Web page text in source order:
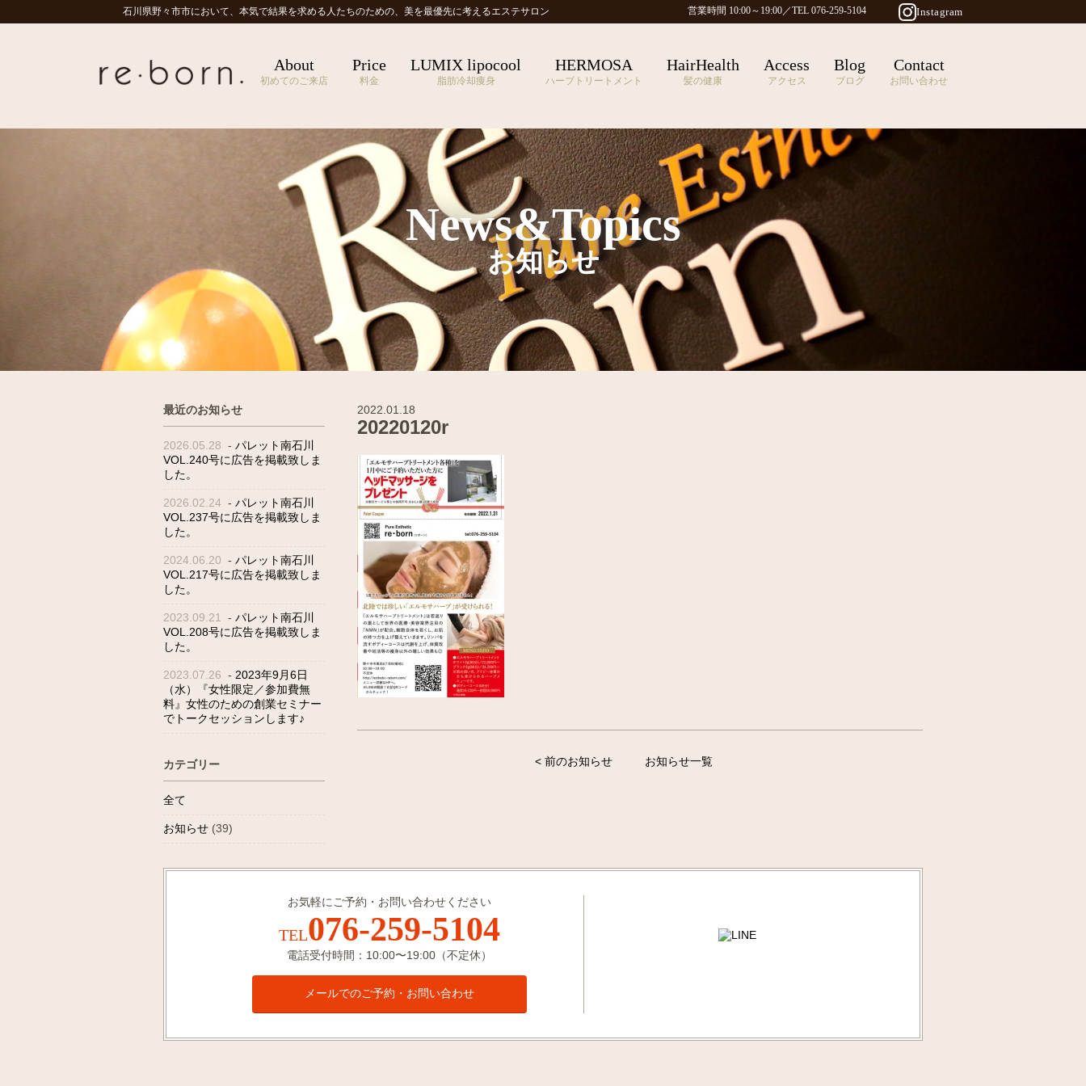
石川県野々市市において、本気で結果を求める人たちのための、 美を最優先に考えるエステサロン 営業時間 10:00～19:00／TEL 076-259-5104 Instagram
About
初めてのご来店
Price
料金
LUMIX lipocool
脂肪冷却痩身
HERMOSA
ハーブトリートメント
HairHealth
髪の健康
Access
アクセス
Blog
ブログ
Contact
お問い合わせ
News&Topics
お知らせ
2022.01.18
20220120r
< 前のお知らせ お知らせ一覧
最近のお知らせ
2026.05.28 - パレット南石川
VOL.240号に広告を掲載致しま
した。
2026.02.24 - パレット南石川
VOL.237号に広告を掲載致しま
した。
2024.06.20 - パレット南石川
VOL.217号に広告を掲載致しま
した。
2023.09.21 - パレット南石川
VOL.208号に広告を掲載致しま
した。
2023.07.26 - 2023年9月6日
（水）『女性限定／参加費無
料』女性のための創業セミナー
でトークセッションします♪
カテゴリー
全て
お知らせ (39)
お気軽にご予約・お問い合わせください
TEL076-259-5104
電話受付時間：10:00〜19:00（不定休）
メールでのご予約・お問い合わせ